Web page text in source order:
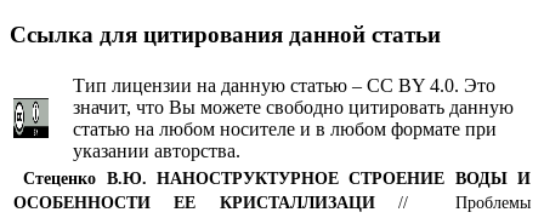
Ссылка для цитирования данной статьи
Тип лицензии на данную статью – CC BY 4.0. Это
значит, что Вы можете свободно цитировать данную
статью на любом носителе и в любом формате при
указании авторства.
Стеценко В.Ю. НАНОСТРУКТУРНОЕ СТРОЕНИЕ ВОДЫ И
ОСОБЕННОСТИ ЕЕ КРИСТАЛЛИЗАЦИ// Проблемы